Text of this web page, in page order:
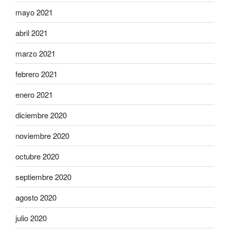
mayo 2021
abril 2021
marzo 2021
febrero 2021
enero 2021
diciembre 2020
noviembre 2020
octubre 2020
septiembre 2020
agosto 2020
julio 2020